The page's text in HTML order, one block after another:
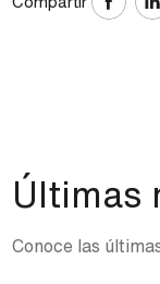
Últimas
Conoce las